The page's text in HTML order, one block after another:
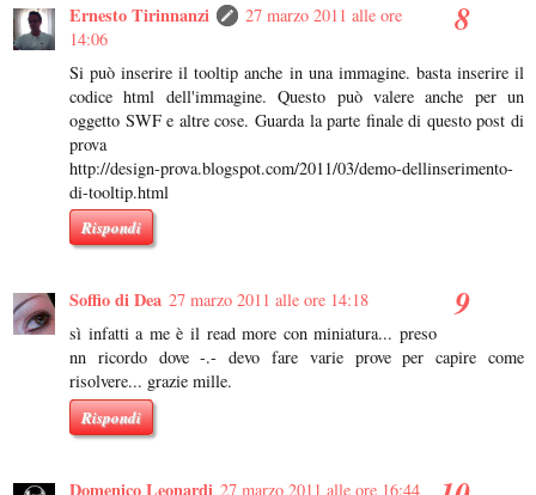
Ernesto Tirinnanzi
27 marzo 2011 alle ore
14:06
Si può inserire il tooltip anche in una immagine. basta inserire il
codice html dell'immagine. Questo può valere anche per un
oggetto SWF e altre cose. Guarda la parte finale di questo post di
prova
http://design-prova.blogspot.com/2011/03/demo-dellinserimento-
di-tooltip.html
Rispondi
Soffio di Dea 27 marzo 2011 alle ore 14:18
sì infatti a me è il read more con miniatura... preso
nn ricordo dove -.- devo fare varie prove per capire come
risolvere... grazie mille.
Rispondi
Domenico Leonardi 27 marzo 2011 alle ore 16:44